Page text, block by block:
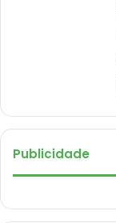
Publicidade